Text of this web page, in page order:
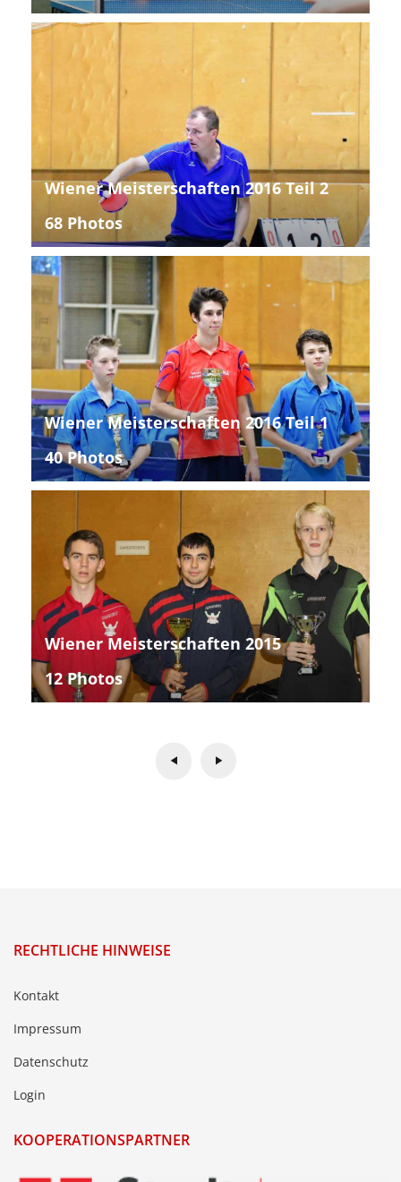
Wiener Meisterschaften 2016 Teil 2
68 Photos
Wiener Meisterschaften 2016 Teil 1
40 Photos
Wiener Meisterschaften 2015
12 Photos
RECHTLICHE HINWEISE
Kontakt
Impressum
Datenschutz
Login
KOOPERATIONSPARTNER